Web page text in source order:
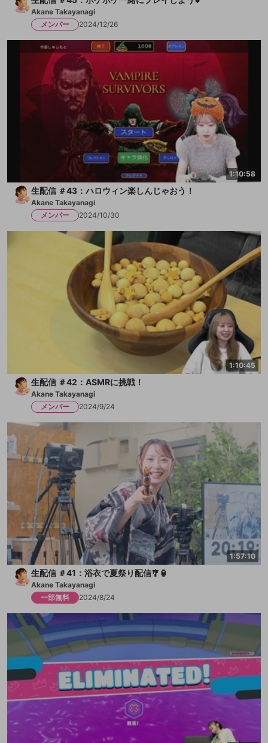
Akane Takayanagi
メンバー
2024/12/26
1:10:58
生配信 ＃43：ハロウィン楽しんじゃおう！
Akane Takayanagi
メンバー
2024/10/30
1:10:45
生配信 ＃42：ASMRに挑戦！
Akane Takayanagi
メンバー
2024/9/24
1:57:10
生配信 ＃41：浴衣で夏祭り配信🎐🏮
Akane Takayanagi
一部無料
2024/8/24